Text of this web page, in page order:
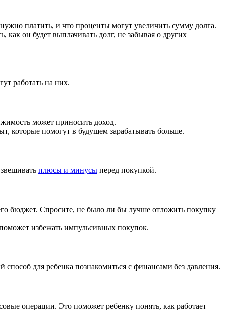
платить, и что проценты могут увеличить сумму долга.
как он будет выплачивать долг, не забывая о других
работать на них.
может приносить доход.
которые помогут в будущем зарабатывать больше.
плюсы и минусы перед покупкой.
бюджет. Спросите, не было ли бы лучше отложить покупку
избежать импульсивных покупок.
для ребенка познакомиться с финансами без давления.
операции. Это поможет ребенку понять, как работает